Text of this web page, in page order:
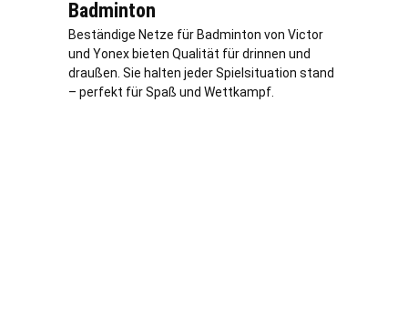
Badminton
Beständige Netze für Badminton von Victor
und Yonex bieten Qualität für drinnen und
draußen. Sie halten jeder Spielsituation stand
– perfekt für Spaß und Wettkampf.